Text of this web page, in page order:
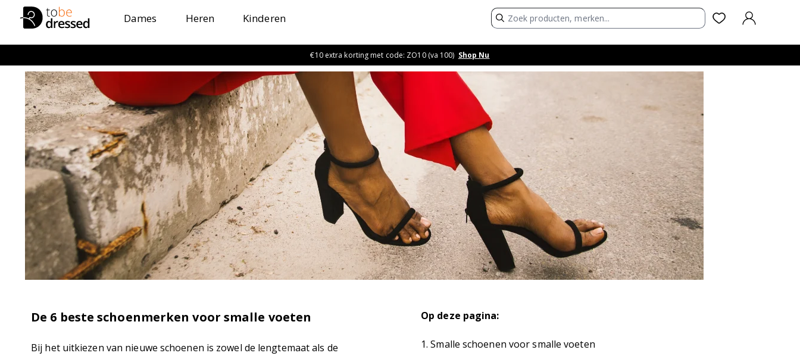
Dames Heren Kinderen AANMELDEN
€10 extra korting met code: ZO10 (va 100) Shop Nu
De 6 beste schoenmerken voor smalle voeten
Bij het uitkiezen van nieuwe schoenen is zowel de lengtemaat als de
Op deze pagina:
1. Smalle schoenen voor smalle voeten